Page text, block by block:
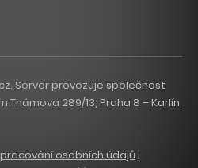
Server provozuje společnost
Thámova 289/13, Praha 8 – Karlín,
osobních údajů |